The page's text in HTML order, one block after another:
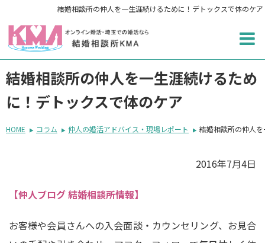
結婚相談所の仲人を一生涯続けるために！デトックスで体のケア
結婚相談所の仲人を一生涯続けるため
に！デトックスで体のケア
HOME コラム 仲人の婚活アドバイス・現場レポート 結婚相談所の仲人
2016年7月4日
【仲人ブログ 結婚相談所情報】
お客様や会員さんへの入会面談・カウンセリング、お見合